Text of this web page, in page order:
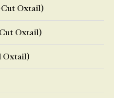
Oxtail)
Oxtail)
Oxtail)